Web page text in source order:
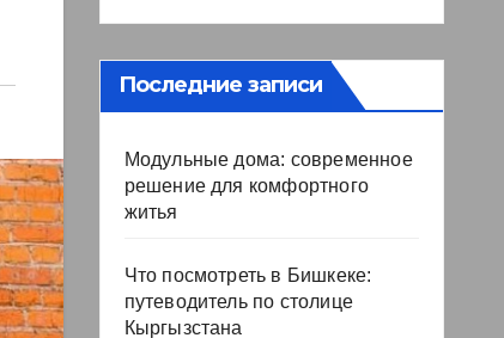
Последние записи
Модульные дома: современное
решение для комфортного
житья
Что посмотреть в Бишкеке:
путеводитель по столице
Кыргызстана